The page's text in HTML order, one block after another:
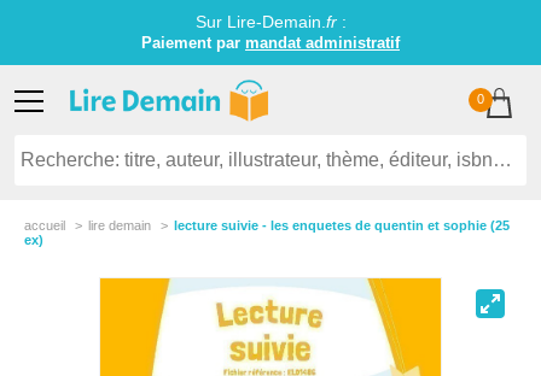
Sur Lire-Demain. fr:
Paiement par mandat administratif
0
accueil lire demain
lecture suivie - les enquetes de quentin et sophie (25
ex)